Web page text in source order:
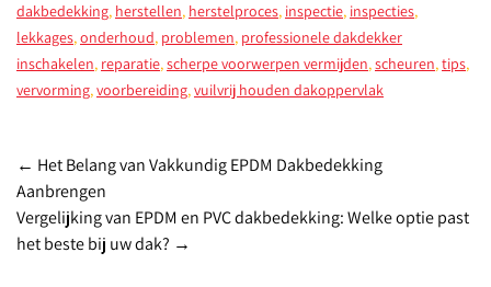
dakbedekking, herstellen, herstelproces, inspectie, inspecties,
lekkages,onderhoud, problemen, professionele dakdekker
inschakelen, reparatie,scherpe voorwerpen vermijden,scheuren,tips,
vervorming,voorbereiding,vuilvrij houden dakoppervlak
Post
navigation
← Het Belang van Vakkundig EPDM Dakbedekking
Aanbrengen
Vergelijking van EPDM en PVC dakbedekking: Welke optie past
het beste bij uw dak? →